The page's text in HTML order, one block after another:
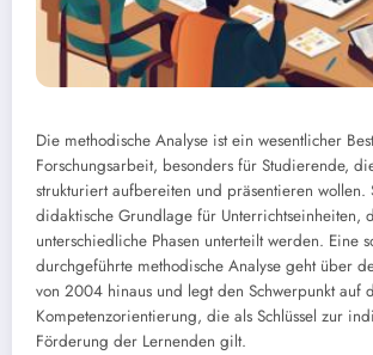
Die methodische Analyse ist ein wesentlicher
Forschungsarbeit, besonders für Studierende,
strukturiert aufbereiten und präsentieren
didaktische Grundlage für Unterrichtseinheiten,
unterschiedliche Phasen unterteilt werden. Eine
durchgeführte methodische Analyse geht über
von 2004 hinaus und legt den Schwerpunkt auf
Kompetenzorientierung, die als Schlüssel zur
Förderung der Lernenden gilt.